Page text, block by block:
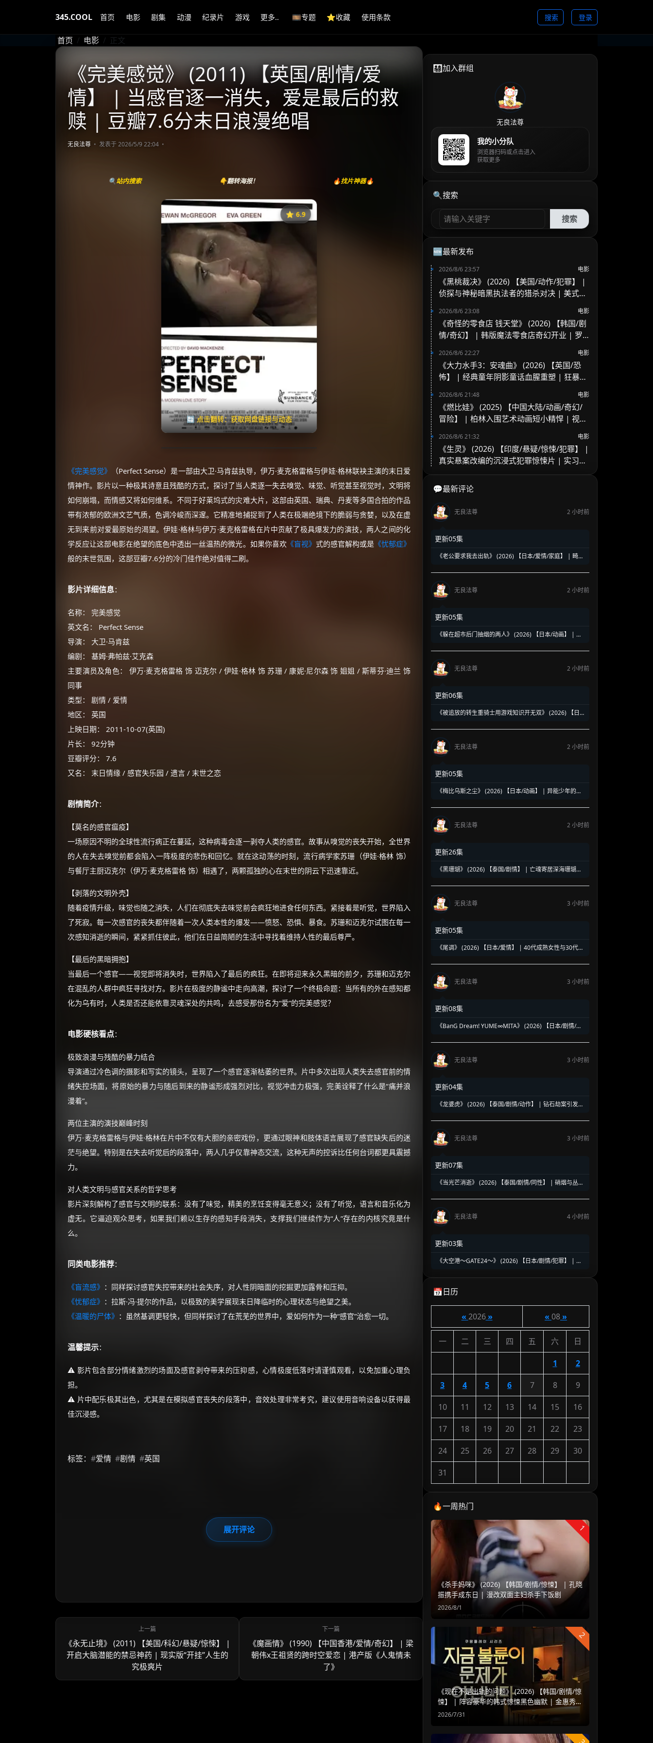
345.COOL 首页 电影 剧集 动漫 纪录片 游戏 更多.. 🎞️专题 ⭐️收藏 使用条款 搜索 登录
首页 电影 正文
《完美感觉》 (2011) 【英国/剧情/爱
情】 | 当感官逐一消失，爱是最后的救
赎 | 豆瓣7.6分末日浪漫绝唱
无良法尊 发表于 2026/5/9 22:04
🔍站内搜索 👇翻转海报！ 🔥找片神器🔥
⭐️ 6.9
🔄 点击翻转：获取网盘链接与动态
《完美感觉》
⭐
收藏
⭐️ 评分：6.9 | 🎬 2011年
夸克网盘
百度网盘
失效请反馈
🧧️
天天领红包
《完美感觉》
（Perfect Sense）是一部由大卫·马肯兹执导，伊万·麦克格雷格与伊娃·格林联袂主演的末日爱
情神作。影片以一种极其诗意且残酷的方式，探讨了当人类逐一失去嗅觉、味觉、听觉甚至视觉时，文明将
如何崩塌，而情感又将如何维系。不同于好莱坞式的灾难大片，这部由英国、瑞典、丹麦等多国合拍的作品
带有浓郁的欧洲文艺气质，色调冷峻而深邃。它精准地捕捉到了人类在极端绝境下的脆弱与贪婪，以及在虚
无到来前对爱最原始的渴望。伊娃·格林与伊万·麦克格雷格在片中贡献了极具爆发力的演技，两人之间的化
学反应让这部电影在绝望的底色中透出一丝温热的微光。如果你喜欢 《盲视》 式的感官解构或是《忧郁症》
般的末世氛围，这部豆瓣7.6分的冷门佳作绝对值得二刷。
影片详细信息：
名称： 完美感觉
英文名： Perfect Sense
导演： 大卫·马肯兹
编剧： 基姆·弗帕兹·艾克森
主要演员及角色： 伊万·麦克格雷格 饰 迈克尔 / 伊娃·格林 饰 苏珊 / 康妮·尼尔森 饰 姐姐 / 斯蒂芬·迪兰 饰
同事
类型： 剧情 / 爱情
地区： 英国
上映日期： 2011-10-07(英国)
片长： 92分钟
豆瓣评分： 7.6
又名： 末日情缘 / 感官失乐园 / 遗言 / 末世之恋
剧情简介：
【莫名的感官瘟疫】
一场原因不明的全球性流行病正在蔓延，这种病毒会逐一剥夺人类的感官。故事从嗅觉的丧失开始，全世界
的人在失去嗅觉前都会陷入一阵极度的悲伤和回忆。就在这动荡的时刻，流行病学家苏珊（伊娃·格林 饰）
与餐厅主厨迈克尔（伊万·麦克格雷格 饰）相遇了，两颗孤独的心在末世的阴云下迅速靠近。
【剥落的文明外壳】
随着疫情升级，味觉也随之消失，人们在彻底失去味觉前会疯狂地进食任何东西。紧接着是听觉，世界陷入
了死寂。每一次感官的丧失都伴随着一次人类本性的爆发——愤怒、恐惧、暴食。苏珊和迈克尔试图在每一
次感知消逝的瞬间，紧紧抓住彼此，他们在日益简陋的生活中寻找着维持人性的最后尊严。
【最后的黑暗拥抱】
当最后一个感官——视觉即将消失时，世界陷入了最后的疯狂。在即将迎来永久黑暗的前夕，苏珊和迈克尔
在混乱的人群中疯狂寻找对方。影片在极度的静谧中走向高潮，探讨了一个终极命题：当所有的外在感知都
化为乌有时，人类是否还能依靠灵魂深处的共鸣，去感受那份名为“爱”的完美感觉？
电影硬核看点：
极致浪漫与残酷的暴力结合
导演通过冷色调的摄影和写实的镜头，呈现了一个感官逐渐枯萎的世界。片中多次出现人类失去感官前的情
绪失控场面，将原始的暴力与随后到来的静谧形成强烈对比，视觉冲击力极强，完美诠释了什么是“痛并浪
漫着”。
两位主演的演技巅峰时刻
伊万·麦克格雷格与伊娃·格林在片中不仅有大胆的亲密戏份，更通过眼神和肢体语言展现了感官缺失后的迷
茫与绝望。特别是在失去听觉后的段落中，两人几乎仅靠神态交流，这种无声的控诉比任何台词都更具震撼
力。
对人类文明与感官关系的哲学思考
影片深刻解构了感官与文明的联系：没有了味觉，精美的烹饪变得毫无意义；没有了听觉，语言和音乐化为
虚无。它逼迫观众思考，如果我们赖以生存的感知手段消失，支撑我们继续作为“人”存在的内核究竟是什
么。
同类电影推荐：
《盲流感》 ：同样探讨感官失控带来的社会失序，对人性阴暗面的挖掘更加露骨和压抑。
《忧郁症》 ：拉斯·冯·提尔的作品，以极致的美学展现末日降临时的心理状态与绝望之美。
《温暖的尸体》 ：虽然基调更轻快，但同样探讨了在荒芜的世界中，爱如何作为一种“感官”治愈一切。
温馨提示：
⚠️ 影片包含部分情绪激烈的场面及感官剥夺带来的压抑感，心情极度低落时请谨慎观看，以免加重心理负
担。
⚠️ 片中配乐极其出色，尤其是在模拟感官丧失的段落中，音效处理非常考究，建议使用音响设备以获得最
佳沉浸感。
标签： #爱情 #剧情 #英国
展开评论
《永无止境》 (2011) 【美国/科幻/悬疑/惊悚】 |
开启大脑潜能的禁忌神药 | 现实版“开挂”人生的
究极爽片
《魔画情》 (1990) 【中国香港/爱情/奇幻】 | 梁
朝伟x王祖贤的跨时空爱恋 | 港产版《人鬼情未
了》
👨‍👩‍👧‍👦加入群组
无良法尊
我的小分队
浏览器扫码或点击进入
获取更多
🔍搜索
搜索
🆕最新发布
2026/8/6 23:57 电影
《黑桃裁决》 (2026) 【美国/动作/犯罪】 |
侦探与神秘暗黑执法者的猎杀对决 | 美式B
2026/8/6 23:08 电影
《奇怪的零食店 钱天堂》 (2026) 【韩国/剧
情/奇幻】 | 韩版魔法零食店奇幻开业 | 罗
2026/8/6 22:27 电影
《大力水手3：安魂曲》 (2026) 【英国/恐
怖】 | 经典童年阴影童话血腥重塑 | 狂暴波
2026/8/6 21:48 电影
《燃比娃》 (2025) 【中国大陆/动画/奇幻/
冒险】 | 柏林入围艺术动画短小精悍 | 视觉
2026/8/6 21:32 电影
《生灵》 (2026) 【印度/悬疑/惊悚/犯罪】 |
真实悬案改编的沉浸式犯罪惊悚片 | 实习警
💬最新评论
无良法尊 2 小时前
更新05集
《老公要求我去出轨》 (2026) 【日本/爱情/家庭】 | 畸形
马
无良法尊
2 小时前
更新05集
《躲在超市后门抽烟的两人》 (2026) 【日本/动画】 | 超
爱漫改神作
无良法尊
2 小时前
更新06集
《被追放的转生重骑士用游戏知识开无双》 (2026) 【日
界爽番
无良法尊
2 小时前
更新05集
《梅比乌斯之尘》 (2026) 【日本/动画】 | 异能少年的莫
无良法尊 2 小时前
更新26集
《黑珊瑚》 (2026) 【泰国/剧情】 | 亡魂寄居深海珊瑚的
无良法尊 3 小时前
更新05集
《尾调》 (2026) 【日本/爱情】 | 40代成熟女性与30代压
无良法尊 3 小时前
更新08集
《BanG Dream! YUME∞MITA》 (2026) 【日本/剧情/动
少女成长物语
无良法尊
3 小时前
更新04集
《龙婆虎》 (2026) 【泰国/剧情/动作】 | 钻石劫案引发的
无良法尊 3 小时前
更新07集
《当光芒消逝》 (2026) 【泰国/剧情/同性】 | 硝烟与丛林
无良法尊 4 小时前
更新03集
《大空港～GATE24～》 (2026) 【日本/剧情/犯罪】 | 机
📅日历
« 2026» « 08»
一 二 三 四 五 六 日
1 2
3 4 5 6 7 8 9
10 11 12 13 14 15 16
17 18 19 20 21 22 23
24 25 26 27 28 29 30
31
🔥一周热门
1
《杀手妈咪》 (2026) 【韩国/剧情/惊悚】 | 孔晓
振携手成东日 | 漫改双面主妇杀手下饭剧
2026/8/1
2
《现在不是出轨的问题》 (2026) 【韩国/剧情/惊
悚】 | 阵容豪华的韩式惊悚黑色幽默 | 金惠秀 x
赵汝贞强强联手
2026/7/31
☕
朋友们辛苦了 💦
优惠券、活动红包，每日可领。